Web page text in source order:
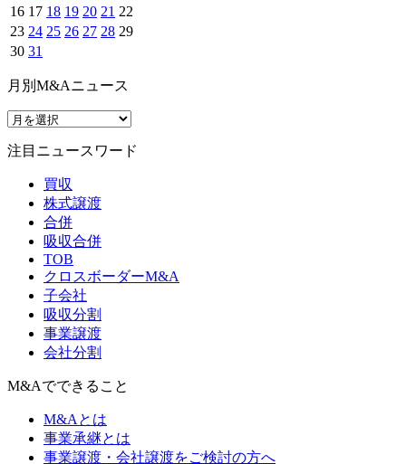
16 17 18 19 20 21 22
23 24 25 26 27 28 29
30 31
月別M&Aニュース
注目ニュースワード
買収
株式譲渡
合併
吸収合併
TOB
クロスボーダーM&A
子会社
吸収分割
事業譲渡
会社分割
M&Aでできること
M&Aとは
事業承継とは
事業譲渡・会社譲渡をご検討の方へ